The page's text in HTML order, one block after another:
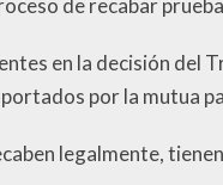
de recabar
en la decisión del
por la mutua
legalmente,